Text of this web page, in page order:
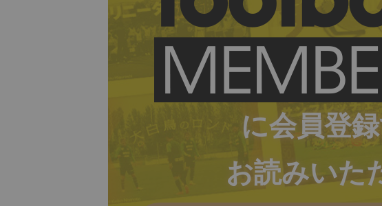
に会員登
お読みいた